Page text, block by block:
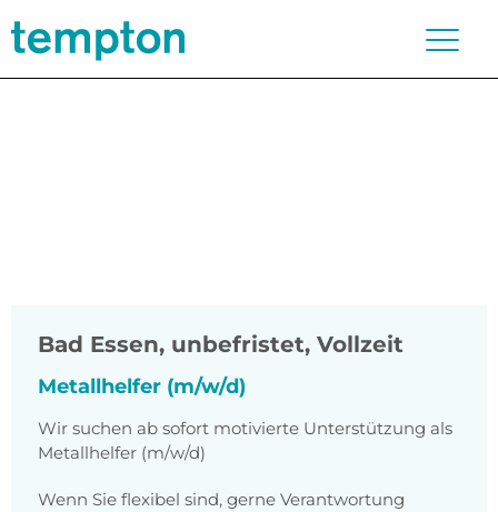
Bad Essen, unbefristet, Vollzeit
Metallhelfer (m/w/d)
Wir suchen ab sofort motivierte Unterstützung als
Metallhelfer (m/w/d)
Wenn Sie flexibel sind, gerne Verantwortung